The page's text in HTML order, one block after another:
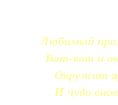
Любимый
Вот-вот и
Окружит
И чудо